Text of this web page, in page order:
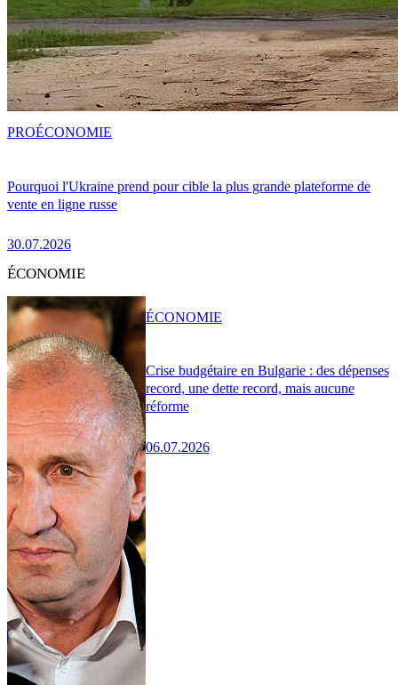
Pourquoi l'Ukraine prend pour cible la plus grande plateforme de
vente en ligne russe
30.07.2026
PROÉCONOMIE
ÉCONOMIE
Crise budgétaire en Bulgarie : des dépenses
record, une dette record, mais aucune
réforme
06.07.2026
ÉCONOMIE